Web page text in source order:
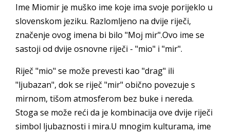
Ime Miomir je muško ime koje ima svoje porijeklo u
slovenskom jeziku. Razlomljeno na dvije riječi,
značenje ovog imena bi bilo "Moj mir".Ovo ime se
sastoji od dvije osnovne riječi - "mio" i "mir".
Riječ "mio" se može prevesti kao "drag" ili
"ljubazan", dok se riječ "mir" obično povezuje s
mirnom, tišom atmosferom bez buke i nereda.
Stoga se može reći da je kombinacija ove dvije riječi
simbol ljubaznosti i mira.U mnogim kulturama, ime